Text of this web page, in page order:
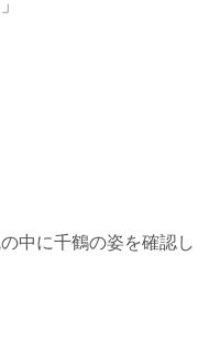
中に千鶴の姿を確認し